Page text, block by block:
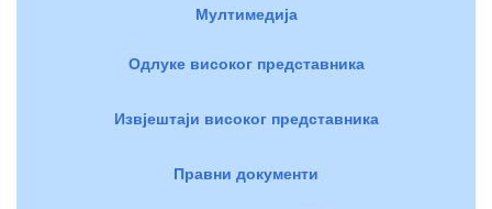
Мултимедија
Одлуке високог представника
Извјештаји високог представника
Правни документи